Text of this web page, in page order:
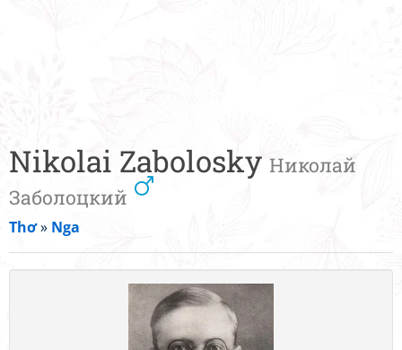
Nikolai Zabolosky Николай
Заболоцкий
Thơ» Nga